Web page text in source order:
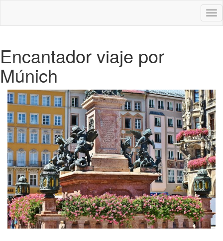
Encantador viaje por
Múnich